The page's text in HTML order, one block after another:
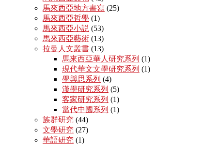
馬來西亞地方書寫 (25)
馬來西亞哲學 (1)
馬來西亞小説 (53)
馬來西亞藝術 (13)
拉曼人文叢書 (13)
馬來西亞華人研究系列 (1)
現代華文文學研究系列 (1)
學與思系列 (4)
漢學研究系列 (5)
客家研究系列 (1)
當代中國系列 (1)
族群研究 (44)
文學研究 (27)
華語研究 (1)